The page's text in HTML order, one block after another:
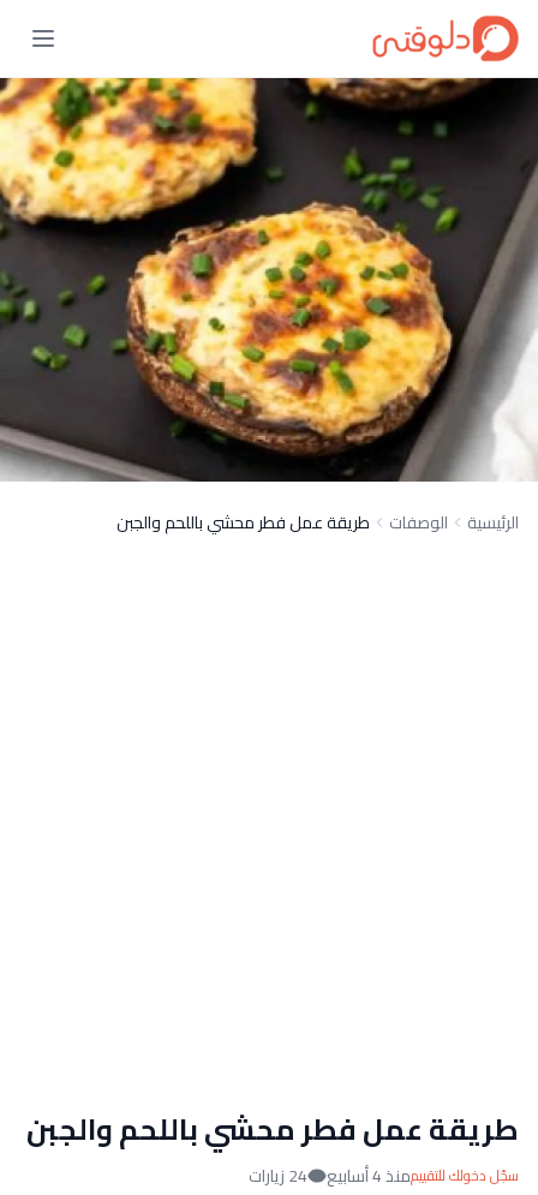
الرئيسية الوصفات طريقة عمل فطر محشي باللحم والجبن
طريقة عمل فطر محشي باللحم والجبن
سجّل دخولك للتقييممنذ 4 أسابيع 24 زيارات